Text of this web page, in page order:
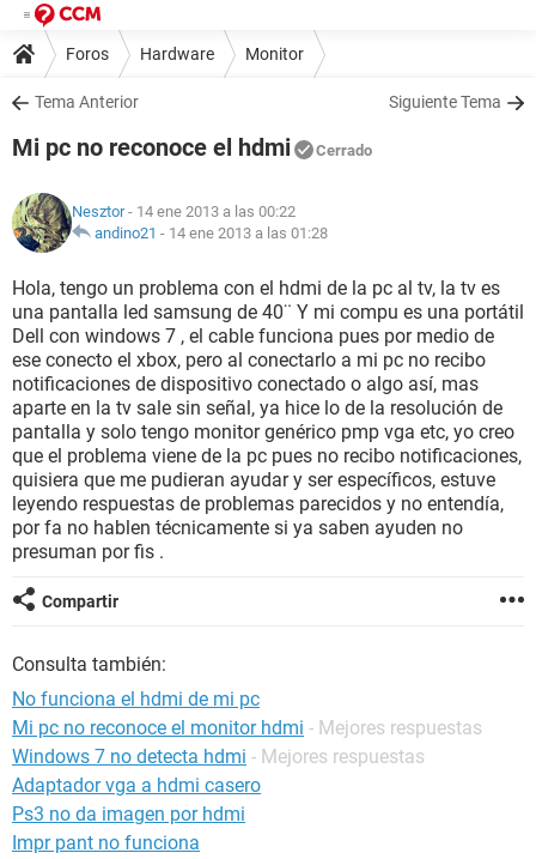
Foros Hardware Monitor
Tema Anterior Siguiente Tema
Mi pc no reconoce el hdmi Cerrado
Nesztor- 14 ene 2013 a las 00:22
andino21 - 14 ene 2013 a las 01:28
Hola, tengo un problema con el hdmi de la pc al tv, la tv es
una pantalla led samsung de 40¨ Y mi compu es una portátil
Dell con windows 7 , el cable funciona pues por medio de
ese conecto el xbox, pero al conectarlo a mi pc no recibo
notificaciones de dispositivo conectado o algo así, mas
aparte en la tv sale sin señal, ya hice lo de la resolución de
pantalla y solo tengo monitor genérico pmp vga etc, yo creo
que el problema viene de la pc pues no recibo notificaciones,
quisiera que me pudieran ayudar y ser específicos, estuve
leyendo respuestas de problemas parecidos y no entendía,
por fa no hablen técnicamente si ya saben ayuden no
presuman por fis .
Compartir
Consulta también:
No funciona el hdmi de mi pc
Mi pc no reconoce el monitor hdmi - Mejores respuestas
Windows 7 no detecta hdmi - Mejores respuestas
Adaptador vga a hdmi casero
Ps3 no da imagen por hdmi
Impr pant no funciona